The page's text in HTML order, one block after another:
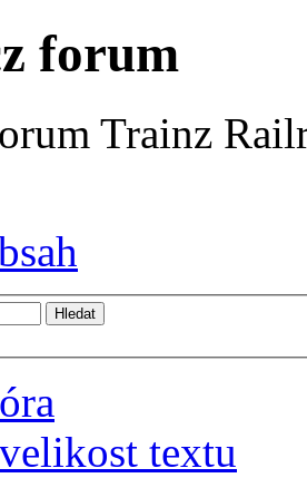
forum
Trainz
textu